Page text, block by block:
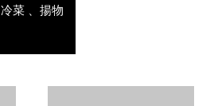
冷菜 、揚物